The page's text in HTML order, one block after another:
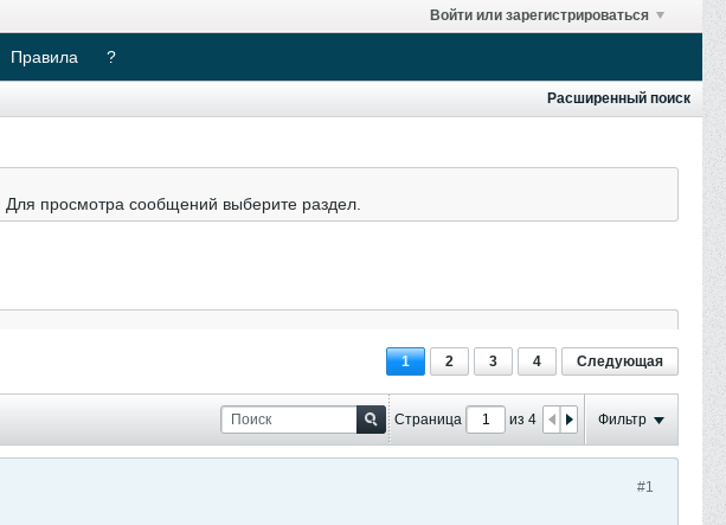
Войти или зарегистрироваться
Правила ?
Расширенный поиск
просмотра сообщений выберите раздел.
1 2 3 4 Следующая
Страница из 4 Фильтр
#1